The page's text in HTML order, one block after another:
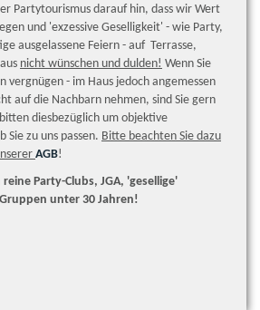
Partytourismus darauf hin, dass wir Wert
und 'exzessive Geselligkeit' - wie Party,
ausgelassene Feiern - auf Terrasse,
nicht wünschen und dulden! Wenn Sie
vergnügen - im Haus jedoch angemessen
auf die Nachbarn nehmen, sind Sie gern
diesbezüglich um objektive
Sie zu uns passen. Bitte beachten Sie dazu
AGB!
Party-Clubs, JGA, 'gesellige'
unter 30 Jahren!